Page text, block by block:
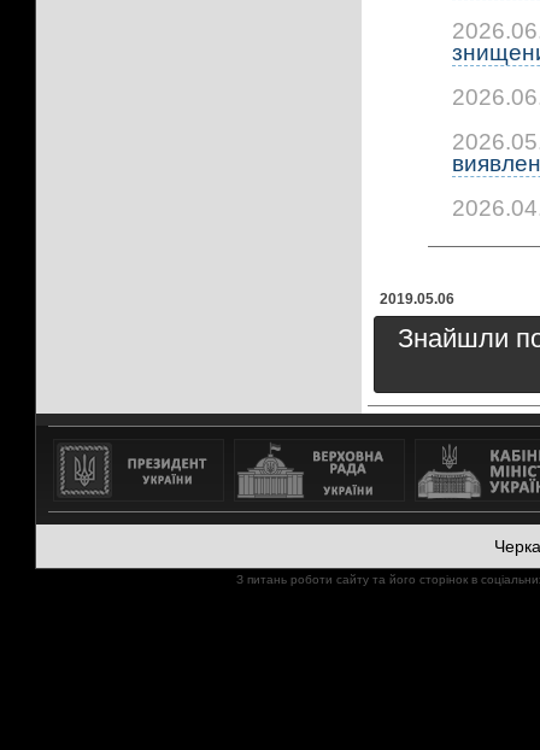
2019.05.06
Знайшли
З питань роботи сайту та його сторінок в